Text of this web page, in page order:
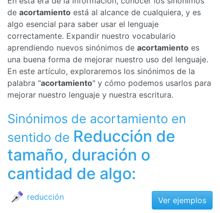
de acortamiento está al alcance de cualquiera, y es
algo esencial para saber usar el lenguaje
correctamente. Expandir nuestro vocabulario
aprendiendo nuevos sinónimos de acortamiento es
una buena forma de mejorar nuestro uso del lenguaje.
En este artículo, exploraremos los sinónimos de la
palabra "acortamiento" y cómo podemos usarlos para
mejorar nuestro lenguaje y nuestra escritura.
Sinónimos de acortamiento en
sentido de Reducción de
tamaño, duración o
cantidad de algo:
reducción Ver ejemplos